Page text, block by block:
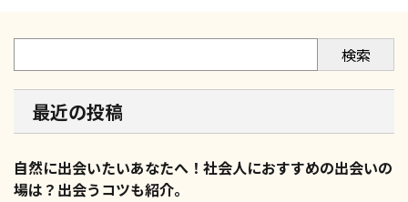
検索
最近の投稿
自然に出会いたいあなたへ！社会人におすすめの出会いの
場は？出会うコツも紹介。